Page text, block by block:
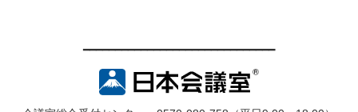
━━━━━━━━━━━━━━━━━━━━━━━━━━━━━━